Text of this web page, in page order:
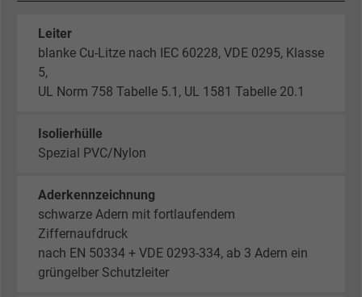
Leiter
blanke Cu-Litze nach IEC 60228, VDE 0295, Klasse
5,
UL Norm 758 Tabelle 5.1, UL 1581 Tabelle 20.1
Isolierhülle
Spezial PVC/Nylon
Aderkennzeichnung
schwarze Adern mit fortlaufendem
Ziffernaufdruck
nach EN 50334 + VDE 0293-334, ab 3 Adern ein
grüngelber Schutzleiter